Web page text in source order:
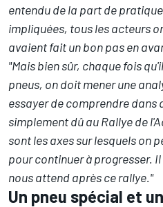
entendu de la part de
impliquées, tous les acteurs
avaient fait un bon pas en
"Mais bien sûr, chaque fois
pneus, on doit mener une
essayer de comprendre dans
simplement dû au Rallye de
sont les axes sur lesquels on
pour continuer à progresser.
nous attend après ce rallye."
Un pneu spécial et